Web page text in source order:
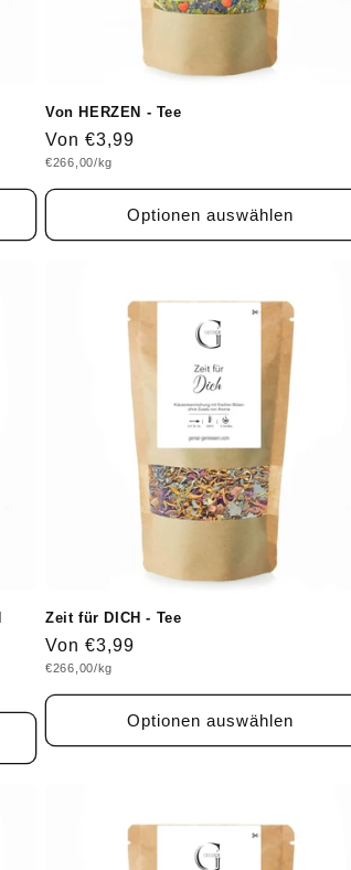
Von HERZEN - Tee
Normaler
Preis
Von €3,99
Grundpreis
€266,00/kg
Optionen auswählen
Zeit für DICH - Tee
Normaler
Preis
Von €3,99
Grundpreis
€266,00/kg
Optionen auswählen